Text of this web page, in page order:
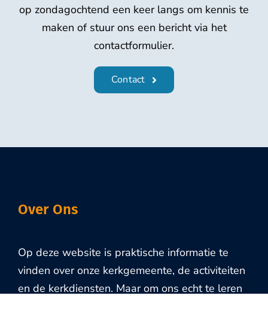
op zondagochtend een keer langs om kennis te
maken of stuur ons een bericht via het
contactformulier.
Contact
Over Ons
Op deze website is praktische informatie te
vinden over onze kerkgemeente, de activiteiten
en de kerkdiensten. Maar om ons echt te leren